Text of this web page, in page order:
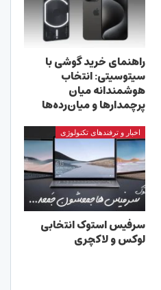
راهنمای خرید گوشی با
سیتوسیتی: انتخاب
هوشمندانه میان
پرچمدارها و میان‌رده‌ها
اخبار و ترفندهای تکنولوژی
سرفیس استوک انتخابی
لوکس و لاکچری